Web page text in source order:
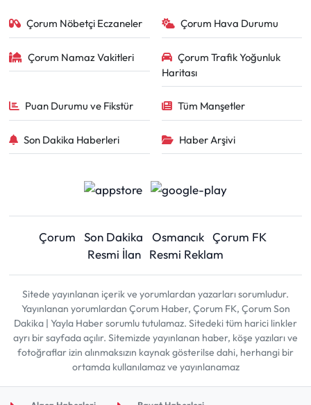
Çorum Nöbetçi Eczaneler Çorum Hava Durumu
Çorum Namaz Vakitleri
Çorum Trafik Yoğunluk
Haritası
Puan Durumu ve Fikstür Tüm Manşetler
Son Dakika Haberleri Haber Arşivi
Çorum Son Dakika Osmancık Çorum FK
Resmi İlan
Resmi Reklam
Sitede yayınlanan içerik ve yorumlardan yazarları sorumludur.
Yayınlanan yorumlardan Çorum Haber, Çorum FK, Çorum Son
Dakika | Yayla Haber sorumlu tutulamaz. Sitedeki tüm harici linkler
ayrı bir sayfada açılır. Sitemizde yayınlanan haber, köşe yazıları ve
fotoğraflar izin alınmaksızın kaynak gösterilse dahi, herhangi bir
ortamda kullanılamaz ve yayınlanamaz